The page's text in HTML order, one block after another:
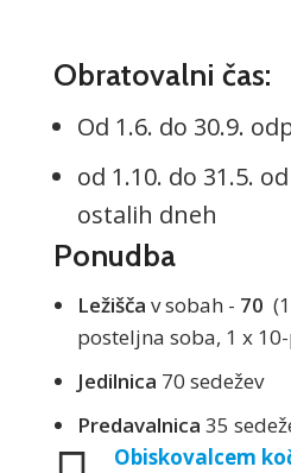
Obratovalni čas:
Od 1.6. do 30.9.
od 1.10. do 31.5.
ostalih dneh
Ponudba
Ležišča v sobah - 70
posteljna soba, 1 x
Jedilnica 70 sedežev
Predavalnica 35
Obiskovalcem